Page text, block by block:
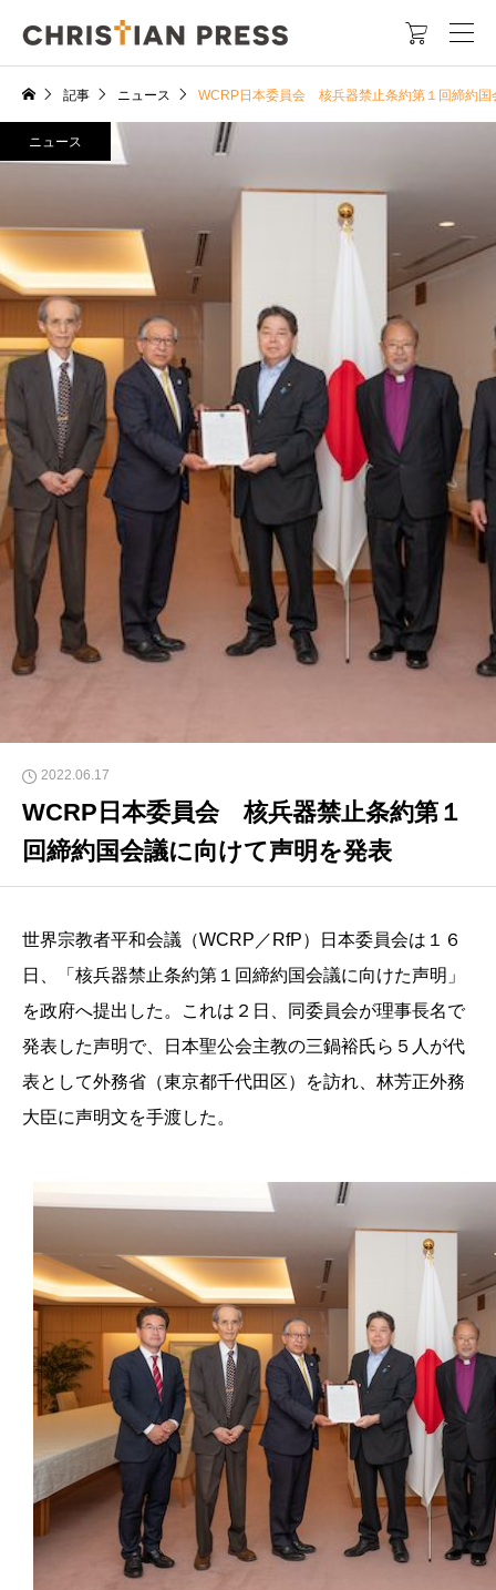

記事 ニュース WCRP日本委員会 核兵器禁止条約第１回締約
ニュース
2022.06.17
WCRP日本委員会 核兵器禁止条約第１
回締約国会議に向けて声明を発表
世界宗教者平和会議（WCRP／RfP）日本委員会は１６
日、「核兵器禁止条約第１回締約国会議に向けた声明」
を政府へ提出した。これは２日、同委員会が理事長名で
発表した声明で、日本聖公会主教の三鍋裕氏ら５人が代
表として外務省（東京都千代田区）を訪れ、林芳正外務
大臣に声明文を手渡した。